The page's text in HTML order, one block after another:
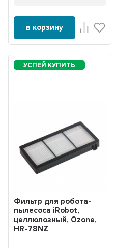
в корзину
Фильтр для робота-
пылесоса iRobot,
целлюлозный, Ozone,
HR-78NZ